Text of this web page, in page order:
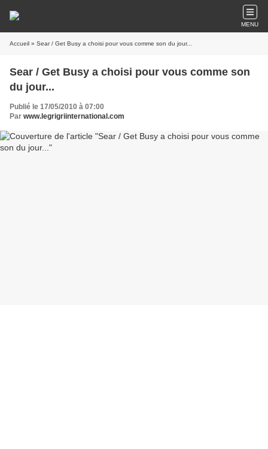
MENU
Accueil » Sear / Get Busy a choisi pour vous comme son du jour...
Sear / Get Busy a choisi pour vous comme son
du jour...
Publié le 17/05/2010 à 07:00
Par www.legrigriinternational.com